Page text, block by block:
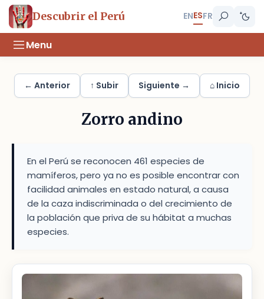
Descubrir el Perú ENESFR
Menu
← Anterior ↑ Subir Siguiente → ⌂ Inicio
Zorro andino
En el Perú se reconocen 461 especies de
mamíferos, pero ya no es posible encontrar con
facilidad animales en estado natural, a causa
de la caza indiscriminada o del crecimiento de
la población que priva de su hábitat a muchas
especies.